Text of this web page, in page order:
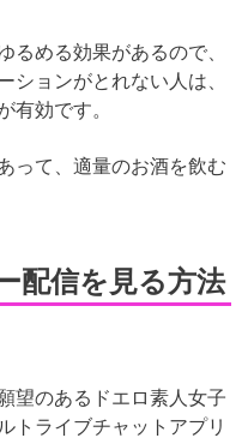
める効果があるので、
ョンがとれない人は、
有効です。
って、適量のお酒を飲む
配信を見る方法
望のあるドエロ素人女子
トライブチャットアプリ